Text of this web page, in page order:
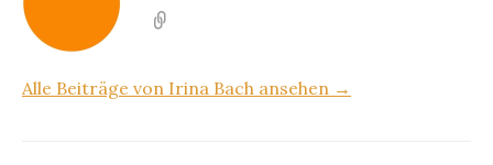
Alle Beiträge von Irina Bach ansehen →